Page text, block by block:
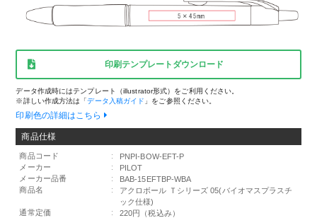
印刷テンプレートダウンロード
データ作成時にはテンプレート（illustrator形式）をご利用ください。
※詳しい作成方法は「データ入稿ガイド 」をご参照ください。
印刷色の詳細はこちら
商品仕様
商品コード :
PNPI-BOW-EFT-P
メーカー
:
PILOT
メーカー品番
:
BAB-15EFTBP-WBA
商品名
:
アクロボール Ｔシリーズ 05(バイオマスプラスチ
ック仕様)
通常定価
:
220円（税込み）